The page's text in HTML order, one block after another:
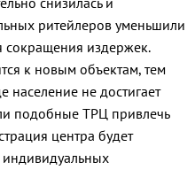
ритейлеров уменьшили
сокращения издержек.
к новым объектам, тем
население не достигает
подобные ТРЦ привлечь
центра будет
индивидуальных